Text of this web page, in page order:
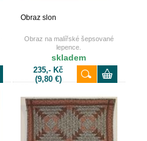
Obraz slon
Obraz na malířské šepsované
lepence.
skladem
235,- Kč
(9,80 €)